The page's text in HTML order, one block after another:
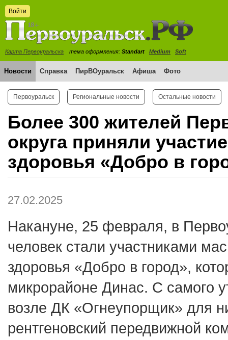
Войти
Карта Первоуральска тема оформления: Standart Medium Soft
Новости Справка ПирВОуральск Афиша Фото
Первоуральск Региональные новости Остальные новости
Более 300 жителей
округа приняли
здоровья «Добро в
27.02.2025
Накануне, 25 февраля, в
человек стали участниками
здоровья «Добро в город»,
микрорайоне Динас. С самого
возле ДК «Огнеупорщик» для
рентгеновский передвижной